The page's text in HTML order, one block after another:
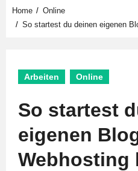
Home
Online
So startest du deinen eigenen
Arbeiten Online
So startest
eigenen
Webhosting